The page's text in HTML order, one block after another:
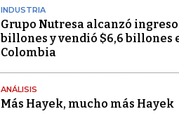
INDUSTRIA
Grupo Nutresa alcanzó
billones y vendió $6,6 billones
Colombia
ANÁLISIS
Más Hayek, mucho más Hayek